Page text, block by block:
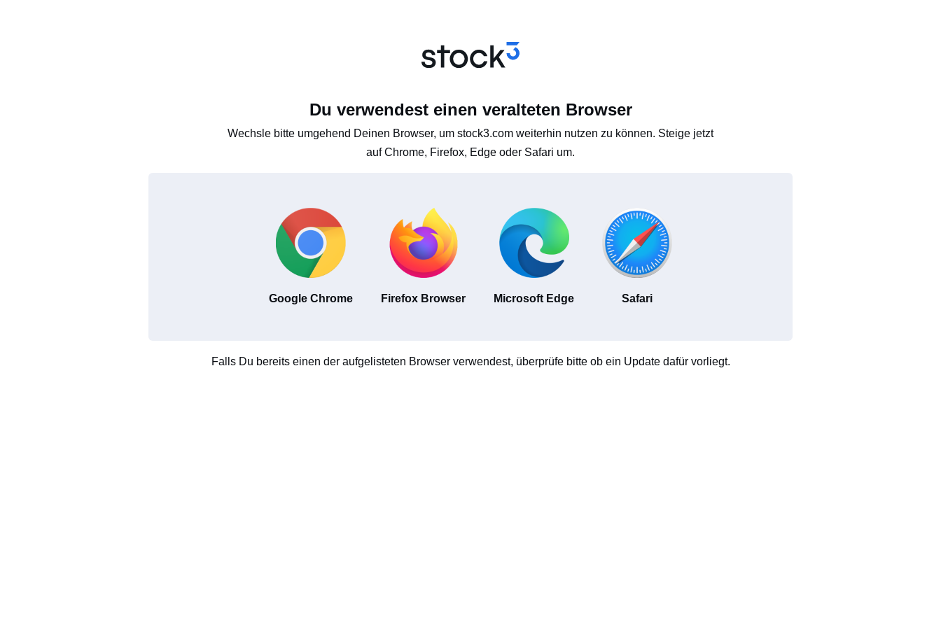
Du verwendest einen veralteten Browser
Wechsle bitte umgehend Deinen Browser, um stock3.com weiterhin nutzen zu können. Steige jetzt
auf Chrome, Firefox, Edge oder Safari um.
Google Chrome Firefox Browser Microsoft Edge Safari
Falls Du bereits einen der aufgelisteten Browser verwendest, überprüfe bitte ob ein Update dafür vorliegt.